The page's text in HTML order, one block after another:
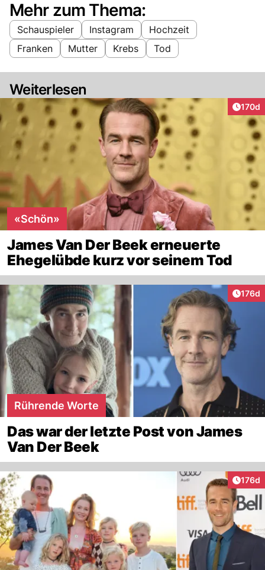
Mehr zum Thema:
Schauspieler Instagram
Hochzeit
Franken
Mutter Krebs Tod
Weiterlesen
170d
«Schön»
James Van Der Beek erneuerte
Ehegelübde kurz vor seinem Tod
176d
Rührende Worte
Das war der letzte Post von James
Van Der Beek
176d